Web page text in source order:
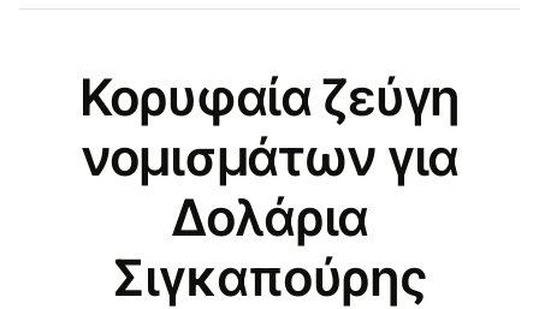
Κορυφαία ζεύγη
νομισμάτων για
Δολάρια
Σιγκαπούρης